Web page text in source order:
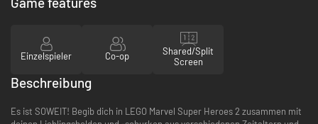
Einzelspieler Co-op
Shared/Split
Screen
Beschreibung
Es ist SOWEIT! Begib dich in LEGO Marvel Super Heroes 2 zusammen mit